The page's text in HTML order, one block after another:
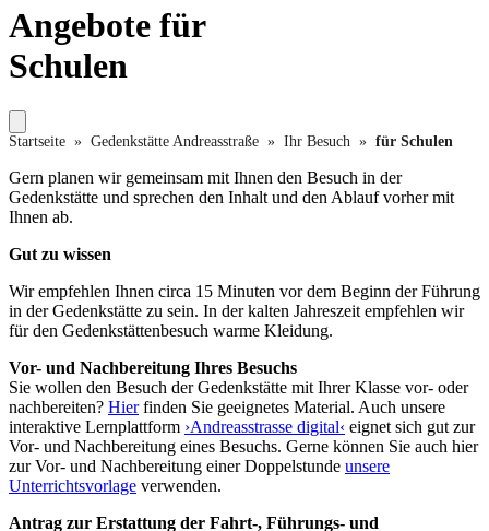
Angebote für
Schulen
Startseite » Gedenkstätte Andreasstraße » Ihr Besuch » für Schulen
Gern planen wir gemeinsam mit Ihnen den Besuch in der
Gedenkstätte und sprechen den Inhalt und den Ablauf vorher mit
Ihnen ab.
Gut zu wissen
Wir empfehlen Ihnen circa 15 Minuten vor dem Beginn der Führung
in der Gedenkstätte zu sein. In der kalten Jahreszeit empfehlen wir
für den Gedenkstättenbesuch warme Kleidung.
Vor- und Nachbereitung Ihres Besuchs
Sie wollen den Besuch der Gedenkstätte mit Ihrer Klasse vor- oder
nachbereiten? Hier finden Sie geeignetes Material. Auch unsere
interaktive Lernplattform ›Andreasstrasse digital‹ eignet sich gut zur
Vor- und Nachbereitung eines Besuchs. Gerne können Sie auch hier
zur Vor- und Nachbereitung einer Doppelstunde unsere
Unterrichtsvorlage verwenden.
Antrag zur Erstattung der Fahrt-, Führungs- und